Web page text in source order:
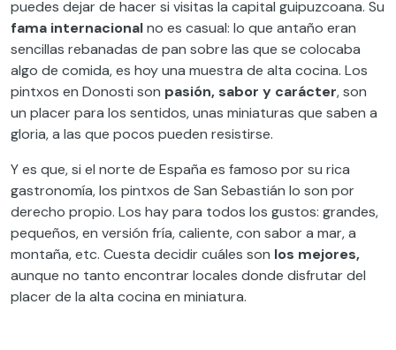
puedes dejar de hacer si visitas la capital guipuzcoana. Su
fama internacionalno es casual: lo que antaño eran
sencillas rebanadas de pan sobre las que se colocaba
algo de comida, es hoy una muestra de alta cocina. Los
pintxos en Donosti son pasión, sabor y carácter, son
un placer para los sentidos, unas miniaturas que saben a
gloria, a las que pocos pueden resistirse.
Y es que, si el norte de España es famoso por su rica
gastronomía, los pintxos de San Sebastián lo son por
derecho propio. Los hay para todos los gustos: grandes,
pequeños, en versión fría, caliente, con sabor a mar, a
montaña, etc. Cuesta decidir cuáles son los mejores,
aunque no tanto encontrar locales donde disfrutar del
placer de la alta cocina en miniatura.